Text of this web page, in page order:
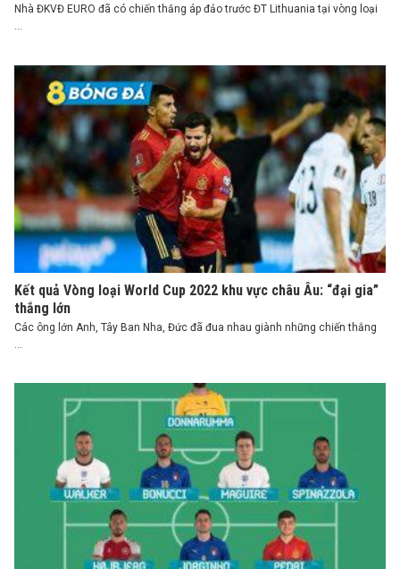
Nhà ĐKVĐ EURO đã có chiến thắng áp đảo trước ĐT Lithuania tại vòng loại
...
Kết quả Vòng loại World Cup 2022 khu vực châu Âu: “đại gia”
thắng lớn
Các ông lớn Anh, Tây Ban Nha, Đức đã đua nhau giành những chiến thắng